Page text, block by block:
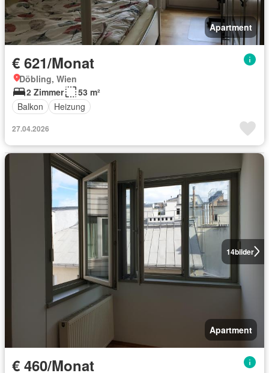
Apartment
€ 621/Monat
Döbling, Wien
2 Zimmer
53 m²
Balkon
Heizung
27.04.2026
14bilder
Apartment
€ 460/Monat